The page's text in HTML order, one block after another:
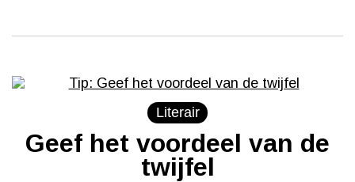
Literair
Geef het voordeel van de
twijfel